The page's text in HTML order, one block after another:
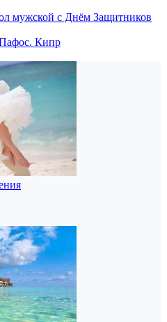
мужской с Днём Защитников
Кипр